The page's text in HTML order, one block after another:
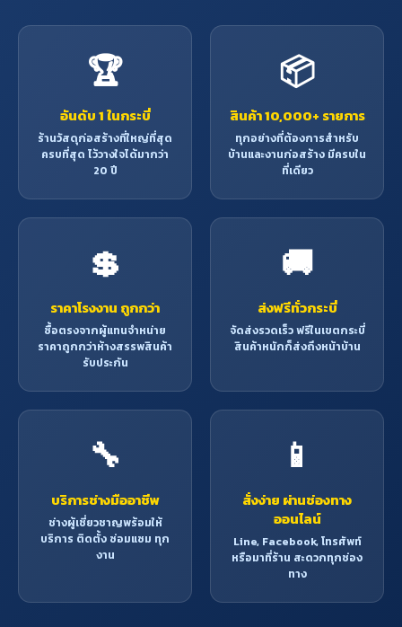
🏆
อันดับ 1 ในกระบี่
ร้านวัสดุก่อสร้างที่ใหญ่ที่สุด
ครบที่สุด ไว้วางใจได้มากว่า
20 ปี
📦
สินค้า 10,000+ รายการ
ทุกอย่างที่ต้องการสำหรับ
บ้านและงานก่อสร้าง มีครบใน
ที่เดียว
💲
ราคาโรงงาน ถูกกว่า
ซื้อตรงจากผู้แทนจำหน่าย
ราคาถูกกว่าห้างสรรพสินค้า
รับประกัน
🚚
ส่งฟรีทั่วกระบี่
จัดส่งรวดเร็ว ฟรีในเขตกระบี่
สินค้าหนักก็ส่งถึงหน้าบ้าน
🔧
บริการช่างมืออาชีพ
ช่างผู้เชี่ยวชาญพร้อมให้
บริการ ติดตั้ง ซ่อมแซม ทุก
งาน
📱
สั่งง่าย ผ่านช่องทาง
ออนไลน์
Line, Facebook, โทรศัพท์
หรือมาที่ร้าน สะดวกทุกช่อง
ทาง